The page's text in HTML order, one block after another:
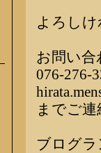
よろしけ
お問い合
076-276-
までご
ブログ